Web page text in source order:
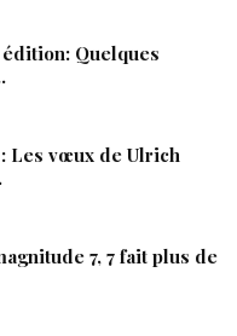
Quelques
Les vœux de Ulrich
7, 7 fait plus de